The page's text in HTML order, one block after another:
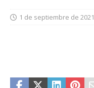
1 de septiembre de 2021